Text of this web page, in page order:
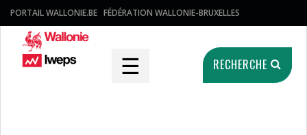
PORTAIL WALLONIE.BE FÉDÉRATION WALLONIE-BRUXELLES
☰ RECHERCHE